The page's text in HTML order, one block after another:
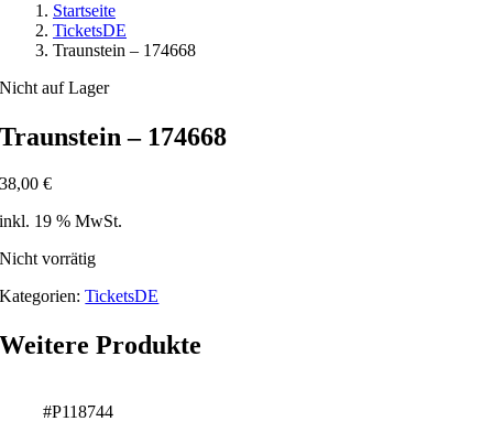
Startseite
TicketsDE
Traunstein – 174668
Nicht auf Lager
Traunstein – 174668
38,00€
inkl. 19 % MwSt.
Nicht vorrätig
Kategorien:TicketsDE
Weitere Produkte
#P118744